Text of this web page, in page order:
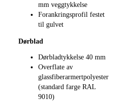
mm veggtykkelse
Forankringsprofil festet
til gulvet
Dørblad
Dørbladtykkelse 40 mm
Overflate av
glassfiberarmertpolyester
(standard farge RAL
9010)